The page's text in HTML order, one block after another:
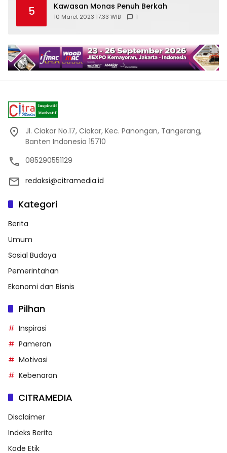
5 Kawasan Monas Penuh Berkah
10 Maret 2023 17:33 WIB 1
Jl. Ciakar No.17, Ciakar, Kec. Panongan, Tangerang,
Banten Indonesia 15710
085290551129
redaksi@citramedia.id
Kategori
Berita
Umum
Sosial Budaya
Pemerintahan
Ekonomi dan Bisnis
Pilhan
Inspirasi
Pameran
Motivasi
Kebenaran
CITRAMEDIA
Disclaimer
Indeks Berita
Kode Etik